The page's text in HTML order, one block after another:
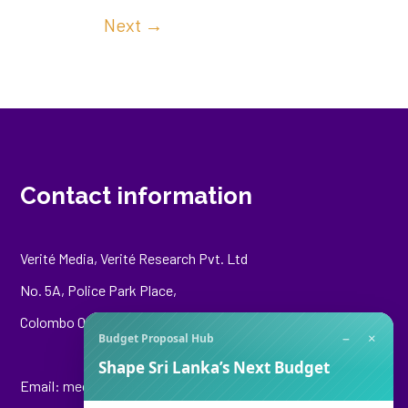
Next →
Contact information
Verité Media, Verité Research Pvt. Ltd
No. 5A, Police Park Place,
Colombo 00500
Email: media@veriteresearch.org
Budget Proposal Hub − ×
Shape Sri Lanka’s Next Budget